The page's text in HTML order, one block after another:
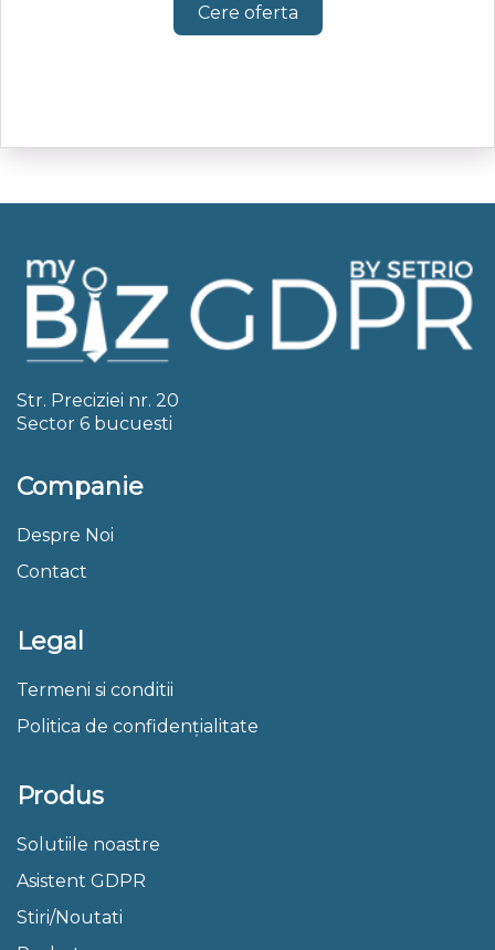
Cere oferta
Str. Preciziei nr. 20
Sector 6 bucuesti
Companie
Despre Noi
Contact
Legal
Termeni si conditii
Politica de confidențialitate
Produs
Solutiile noastre
Asistent GDPR
Stiri/Noutati